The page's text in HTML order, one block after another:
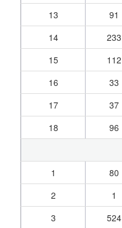
13
91
14
233
15
112
16
33
17
37
18
96
1 80
2
1
3
524